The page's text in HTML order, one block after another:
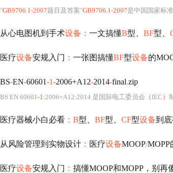
"GB9706.1-2007题目及答案"GB9706.1-2007是中国国家标
从心电图机到手术设备： 一文搞懂B型、 BF型、
医疗设备安规入门 ： 一张图搞懂BF型设备的
BS-EN-60601-1-2006+A12-2014-final.zip
BS EN 60601-1:2006+A12:2014 是国际电工委员会 （ IEC ）
医疗器械小白必看 ：B型、 BF型、 CF型设备到
从风险管理到实物设计 ： 医疗设备MOOP/MOPP
医疗设备安规入门 ： 搞懂MOOP和MOPP，别再